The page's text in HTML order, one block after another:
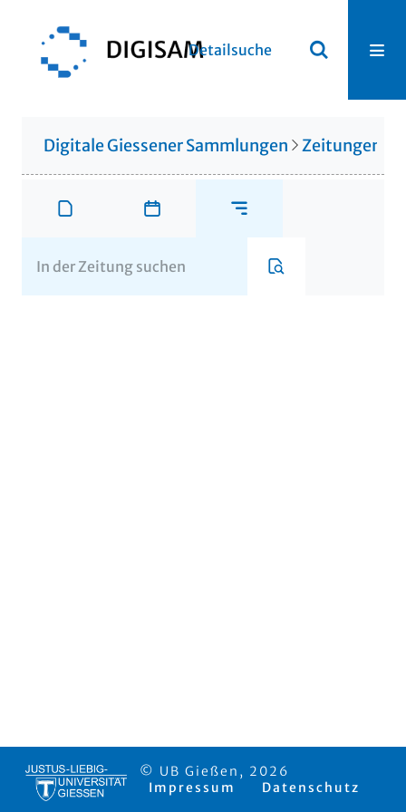
Detailsuche
Digitale Giessener Sammlungen Zeitungen
© UB Gießen, 2026
Impressum
Datenschutz